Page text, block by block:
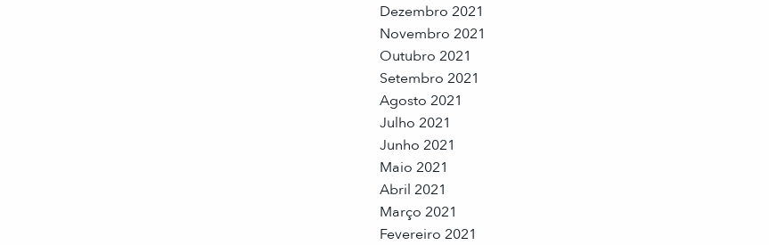
Dezembro 2021
Novembro 2021
Outubro 2021
Setembro 2021
Agosto 2021
Julho 2021
Junho 2021
Maio 2021
Abril 2021
Março 2021
Fevereiro 2021